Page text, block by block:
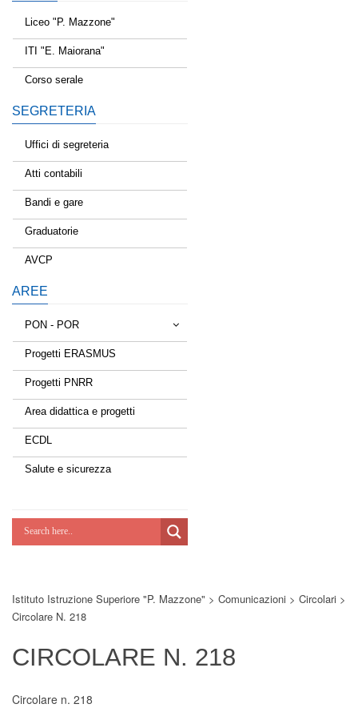
Liceo "P. Mazzone"
ITI "E. Maiorana"
Corso serale
SEGRETERIA
Uffici di segreteria
Atti contabili
Bandi e gare
Graduatorie
AVCP
AREE
PON - POR
Tessere la rete
Estate a scuola
Scuola d'estate
Lab Green
Potenziamoci
Progetti ERASMUS
Progetti PNRR
Area didattica e progetti
ECDL
Salute e sicurezza
Istituto Istruzione Superiore "P. Mazzone" > Comunicazioni > Circolari >
Circolare N. 218
CIRCOLARE N. 218
Circolare n. 218